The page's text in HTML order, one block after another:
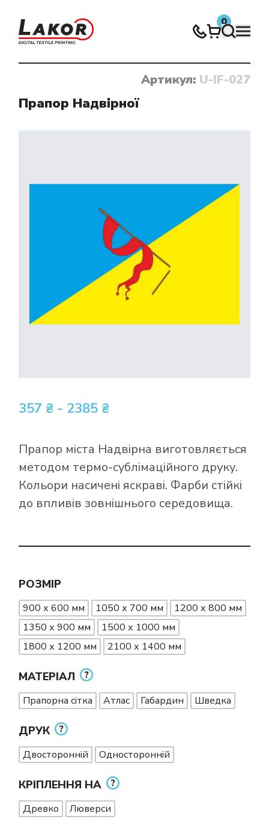
0
Нічого не знайдено
Артикул: U-IF-027
Прапор Надвірної
357 ₴ - 2385 ₴
Прапор міста Надвірна виготовляється
методом термо-сублімаційного друку.
Кольори насичені яскраві. Фарби стійкі
до впливів зовнішнього середовища.
РОЗМІР
900 х 600 мм 1050 х 700 мм
1200 х 800 мм
1350 х 900 мм
1500 х 1000 мм
1800 х 1200 мм
2100 х 1400 мм
МАТЕРІАЛ
Прапорна сітка Атлас Габардин Шведка
ДРУК
Двосторонній Односторонній
КРІПЛЕННЯ НА
Древко Люверси